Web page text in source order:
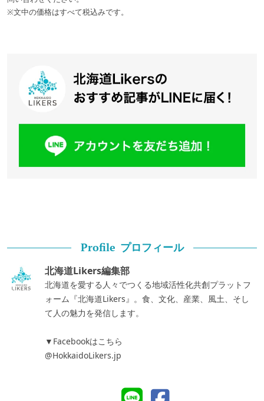
※文中の価格はすべて税込みです。
Profile プロフィール
北海道Likers編集部
北海道を愛する人々でつくる地域活性化共創プラットフ
ォーム『北海道Likers』。食、文化、産業、風土、そし
て人の魅力を発信します。
▼Facebookはこちら
@HokkaidoLikers.jp